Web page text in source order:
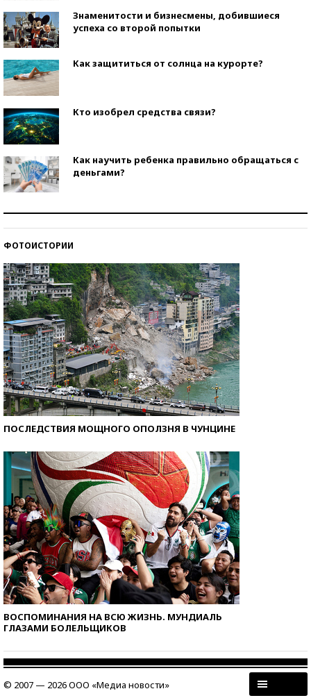
Знаменитости и бизнесмены, добившиеся
успеха со второй попытки
Как защититься от солнца на курорте?
Кто изобрел средства связи?
Как научить ребенка правильно обращаться с
деньгами?
ФОТОИСТОРИИ
ПОСЛЕДСТВИЯ МОЩНОГО ОПОЛЗНЯ В ЧУНЦИНЕ
ВОСПОМИНАНИЯ НА ВСЮ ЖИЗНЬ. МУНДИАЛЬ
ГЛАЗАМИ БОЛЕЛЬЩИКОВ
© 2007 — 2026 ООО «Медиа новости»